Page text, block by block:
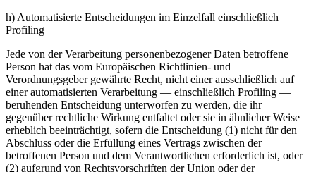
h) Automatisierte Entscheidungen im Einzelfall einschließlich
Profiling
Jede von der Verarbeitung personenbezogener Daten betroffene
Person hat das vom Europäischen Richtlinien- und
Verordnungsgeber gewährte Recht, nicht einer ausschließlich auf
einer automatisierten Verarbeitung — einschließlich Profiling —
beruhenden Entscheidung unterworfen zu werden, die ihr
gegenüber rechtliche Wirkung entfaltet oder sie in ähnlicher Weise
erheblich beeinträchtigt, sofern die Entscheidung (1) nicht für den
Abschluss oder die Erfüllung eines Vertrags zwischen der
betroffenen Person und dem Verantwortlichen erforderlich ist, oder
(2) aufgrund von Rechtsvorschriften der Union oder der